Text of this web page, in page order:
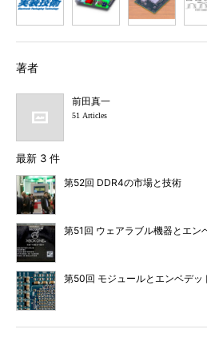
著者
前田真一
51 Articles
最新 3 件
第52回 DDR4の市場と技術
第51回 ウェアラブル機器とエン
第50回 モジュールとエンベデッ